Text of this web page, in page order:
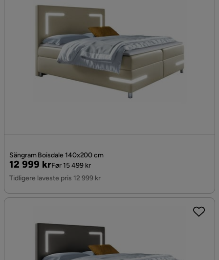
Sängram Boisdale 140x200 cm
Pris
12 999 kr
Original
Pris
Før 15 499 kr
Tidligere laveste pris 12 999 kr